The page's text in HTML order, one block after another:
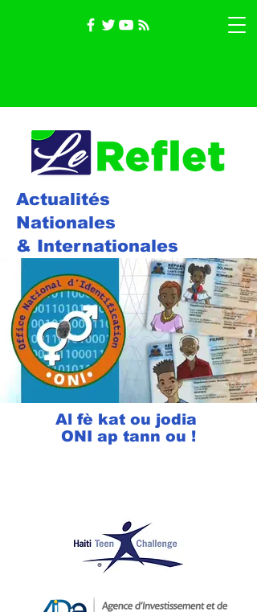
Actualités
Nationales
& Internationales
Al fè kat ou jodia
ONI ap tann ou !